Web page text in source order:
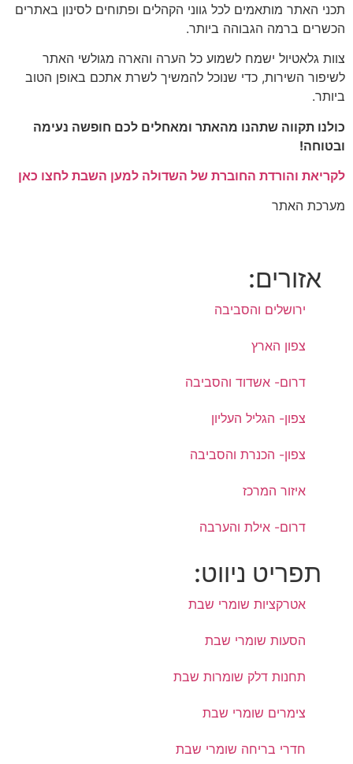
תכני האתר מותאמים לכל גווני הקהלים ופתוחים לסינון באתרים
הכשרים ברמה הגבוהה ביותר.
צוות גלאטיול ישמח לשמוע כל הערה והארה מגולשי האתר
לשיפור השירות, כדי שנוכל להמשיך לשרת אתכם באופן הטוב
ביותר.
כולנו תקווה שתהנו מהאתר ומאחלים לכם חופשה נעימה
ובטוחה!
לקריאת והורדת החוברת של השדולה למען השבת לחצו כאן
מערכת האתר
אזורים:
ירושלים והסביבה
צפון הארץ
דרום- אשדוד והסביבה
צפון- הגליל העליון
צפון- הכנרת והסביבה
איזור המרכז
דרום- אילת והערבה
תפריט ניווט:
אטרקציות שומרי שבת
הסעות שומרי שבת
תחנות דלק שומרות שבת
צימרים שומרי שבת
חדרי בריחה שומרי שבת